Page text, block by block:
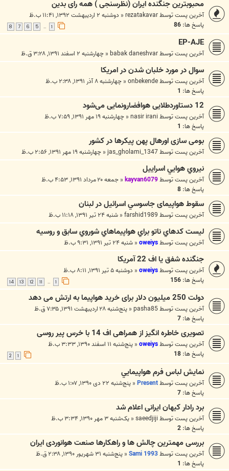
محبوبترین جنگنده ایران (نظرسنجی ) همه رای بدین
آخرین پست توسطrezatakavar
« دوشنبه ۲ اردیبهشت ۱۳۹۲, ۱۱:۴۱ ب.ظ
پاسخ ها: 86
…
5
6
7
8
EP-AJE
آخرین پست توسطbabak daneshvar
« چهارشنبه ۲ اسفند ۱۳۹۱, ۳:۲۸ ق.ظ
سوال در مورد خلبان شدن در امريکا
آخرین پست توسطonbekende
« چهارشنبه ۸ آذر ۱۳۹۱, ۲:۳۸ ب.ظ
پاسخ ها: 1
12 دستاوردطلایی هوافضارونمایی می‌شود
آخرین پست توسطnasir irani
« چهارشنبه ۱۹ مهر ۱۳۹۱, ۷:۵۹ ب.ظ
پاسخ ها: 1
بومی سازی اورهال پهن پیکرها در کشور
آخرین پست توسطjas_gholami_1347
« چهارشنبه ۱۹ مهر ۱۳۹۱, ۲:۵۶ ب.ظ
نيروي هوايي اسراییل
آخرین پست توسطkayvan6079
« جمعه ۲۰ مرداد ۱۳۹۱, ۴:۵۳ ب.ظ
پاسخ ها: 8
سقوط هواپيمای جاسوسي اسرائیل در لبنان
آخرین پست توسطfarshid1989
« شنبه ۲۴ تیر ۱۳۹۱, ۱۱:۱۸ ب.ظ
ليست كدهاي ناتو براي هواپيماهاي شوروي سابق و روسيه
آخرین پست توسطoweiys
« شنبه ۲۴ تیر ۱۳۹۱, ۹:۳۱ ب.ظ
جنگنده شفق یا اف 22 آمریکا
آخرین پست توسطoweiys
« دوشنبه ۵ تیر ۱۳۹۱, ۸:۱۱ ب.ظ
پاسخ ها: 156
…
11
12
13
14
دولت 250 میلیون دلار برای خرید هواپیما به ارتش می دهد
آخرین پست توسطpasha85
« پنج‌شنبه ۲۸ اردیبهشت ۱۳۹۱, ۷:۳۵ ق.ظ
پاسخ ها: 7
تصویری خاطره انگیز از همراهی اف 14 با خرس پیر روسی
آخرین پست توسطoweiys
« پنج‌شنبه ۱۱ اسفند ۱۳۹۰, ۳:۳۳ ب.ظ
پاسخ ها: 18
نمايش لباس فرم هواپيمايي
آخرین پست توسطPresent
« پنج‌شنبه ۲۲ دی ۱۳۹۰, ۱:۰۷ ب.ظ
پاسخ ها: 7
برد رادار کیهان ایرانی اعلام شد
آخرین پست توسطsaeedjiji
« یک‌شنبه ۳ مهر ۱۳۹۰, ۳:۳۴ ب.ظ
پاسخ ها: 2
بررسی مهمترین چالش ها و راهکارها صنعت هوانوردی ایران
آخرین پست توسطSami 1993
« پنج‌شنبه ۳۱ شهریور ۱۳۹۰, ۲:۳۸ ق.ظ
پاسخ ها: 1